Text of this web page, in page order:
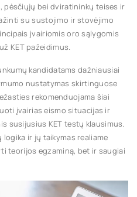
pėsčiųjų bei dviratininkų teises ir
su sustojimo ir stovėjimo
įvairiomis oro sąlygomis
KET pažeidimus.
kandidatams dažniausiai
nustatymas skirtinguose
rekomenduojama šiai
įvairias eismo situacijas ir
susijusius KET testų klausimus.
ir jų taikymas realiame
teorijos egzaminą, bet ir saugiai